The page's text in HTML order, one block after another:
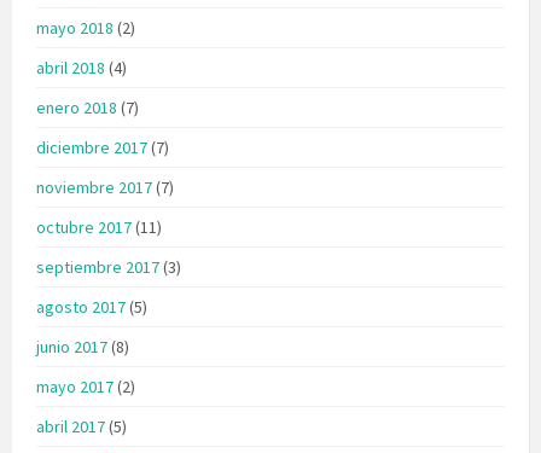
mayo 2018 (2)
abril 2018 (4)
enero 2018 (7)
diciembre 2017(7)
noviembre 2017(7)
octubre 2017(11)
septiembre 2017(3)
agosto 2017(5)
junio 2017(8)
mayo 2017(2)
abril 2017(5)